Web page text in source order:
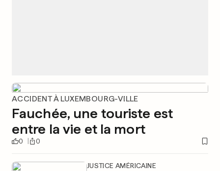
ACCIDENT À LUXEMBOURG-VILLE
Fauchée, une touriste est
entre la vie et la mort
0 0
JUSTICE AMÉRICAINE